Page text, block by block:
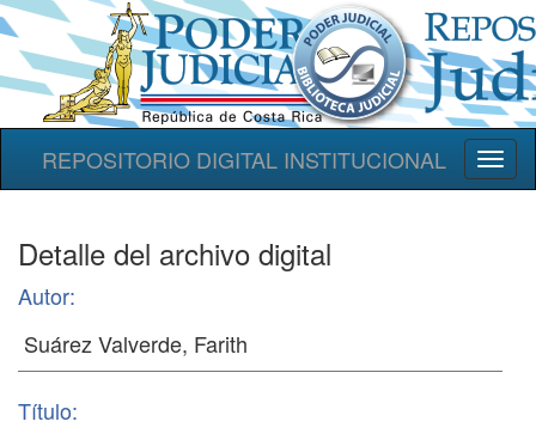
REPOSITORIO DIGITAL INSTITUCIONAL
Detalle del archivo digital
Autor:
Título: